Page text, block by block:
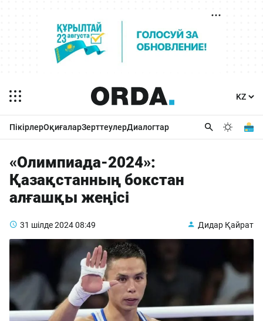
ПікірлерОқиғаларЗерттеулерДиалогтар
«Олимпиада-2024»:
Қазақстанның бокстан
алғашқы жеңісі
31 шілде 202408:49 Дидар Қайрат